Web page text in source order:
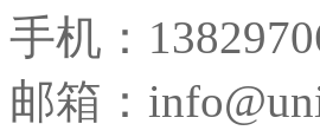
手机：
邮箱：